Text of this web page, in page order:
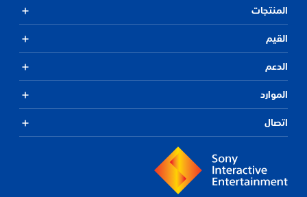
المنتجات
القيم
الدعم
الموارد
اتصال